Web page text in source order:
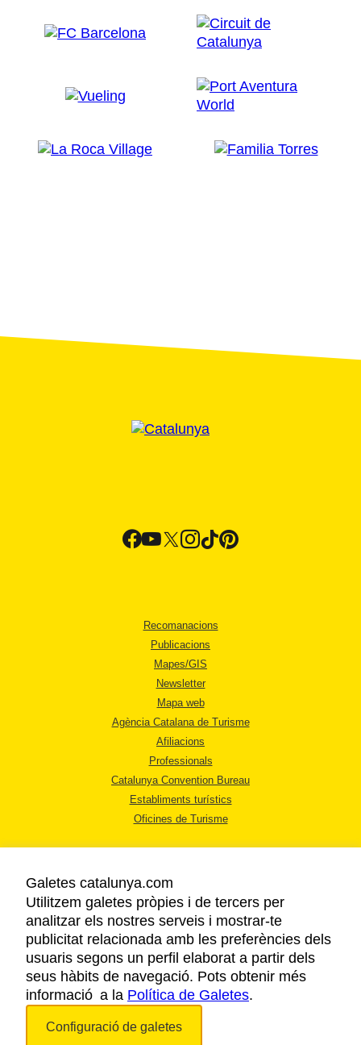
Recomanacions
Publicacions
Mapes/GIS
Newsletter
Mapa web
Agència Catalana de Turisme
Afiliacions
Professionals
Catalunya Convention Bureau
Establiments turístics
Oficines de Turisme
AVÍS LEGAL
POLÍTICA DE PRIVACITAT
COOKIES
ACCESSIBILITAT
Galetes catalunya.com
Utilitzem galetes pròpies i de tercers per
analitzar els nostres serveis i mostrar-te
publicitat relacionada amb les preferències dels
usuaris segons un perfil elaborat a partir dels
seus hàbits de navegació. Pots obtenir més
informació a la Política de Galetes.
Configuració de galetes